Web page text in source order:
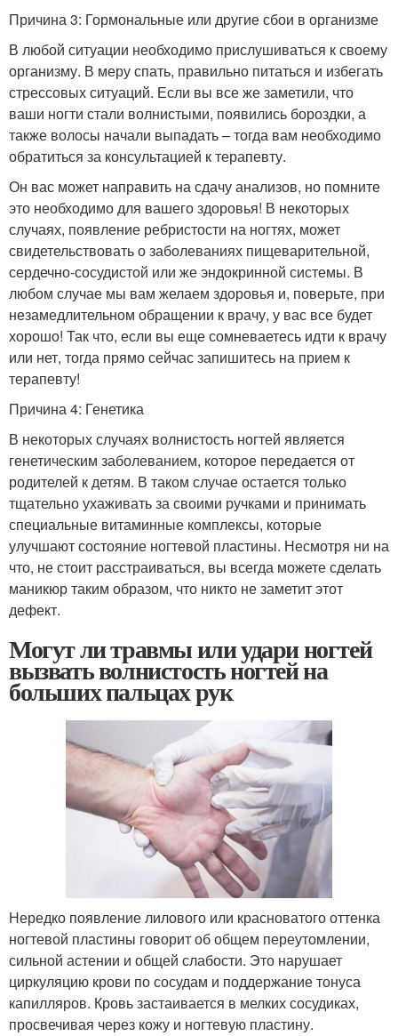
Причина 3: Гормональные или другие сбои в организме
В любой ситуации необходимо прислушиваться к своему
организму. В меру спать, правильно питаться и избегать
стрессовых ситуаций. Если вы все же заметили, что
ваши ногти стали волнистыми, появились бороздки, а
также волосы начали выпадать – тогда вам необходимо
обратиться за консультацией к терапевту.
Он вас может направить на сдачу анализов, но помните
это необходимо для вашего здоровья! В некоторых
случаях, появление ребристости на ногтях, может
свидетельствовать о заболеваниях пищеварительной,
сердечно-сосудистой или же эндокринной системы. В
любом случае мы вам желаем здоровья и, поверьте, при
незамедлительном обращении к врачу, у вас все будет
хорошо! Так что, если вы еще сомневаетесь идти к врачу
или нет, тогда прямо сейчас запишитесь на прием к
терапевту!
Причина 4: Генетика
В некоторых случаях волнистость ногтей является
генетическим заболеванием, которое передается от
родителей к детям. В таком случае остается только
тщательно ухаживать за своими ручками и принимать
специальные витаминные комплексы, которые
улучшают состояние ногтевой пластины. Несмотря ни на
что, не стоит расстраиваться, вы всегда можете сделать
маникюр таким образом, что никто не заметит этот
дефект.
Могут ли травмы или удари ногтей
вызвать волнистость ногтей на
больших пальцах рук
Нередко появление лилового или красноватого оттенка
ногтевой пластины говорит об общем переутомлении,
сильной астении и общей слабости. Это нарушает
циркуляцию крови по сосудам и поддержание тонуса
капилляров. Кровь застаивается в мелких сосудиках,
просвечивая через кожу и ногтевую пластину.